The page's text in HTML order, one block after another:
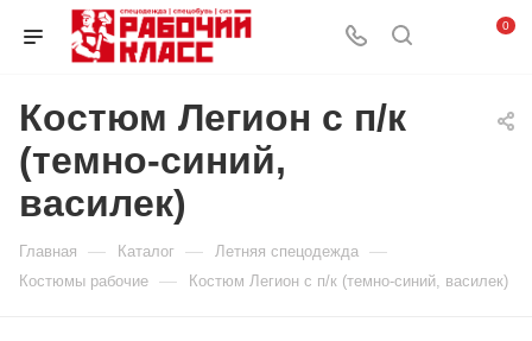
0
Костюм Легион с п/к
(темно-синий,
василек)
Главная — Каталог — Летняя спецодежда —
Костюмы рабочие — Костюм Легион с п/к (темно-синий, василек)